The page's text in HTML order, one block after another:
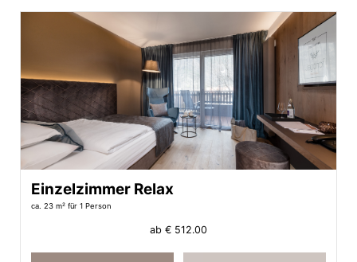
Einzelzimmer Relax
ca. 23 m² für 1 Person
ab € 512.00